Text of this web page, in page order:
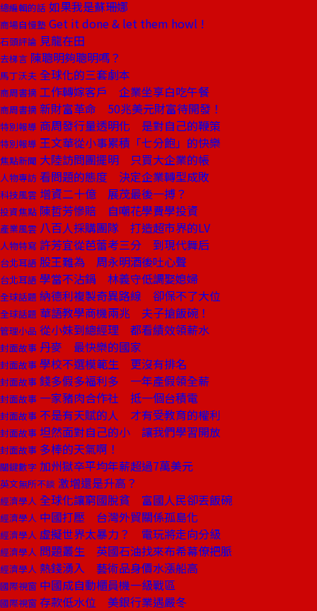
總編輯的話 如果我是蘇珊娜
商場自慢塾 Get it done & let them howl !
石頭評論 見龍在田
去梯言 陳聰明夠聰明嗎？
馬丁沃夫 全球化的三套劇本
商周書摘 工作轉嫁客戶 企業坐享白吃午餐
商周書摘 新財富革命 50兆美元財富待開發！
特別報導 商周發行量透明化 是對自己的鞭策
特別報導 王文華從小事累積「七分飽」的快樂
焦點新聞 大陸訪問團擺明 只買大企業的帳
人物專訪 看問題的態度 決定企業轉型成敗
科技風雲 增資二十億 展茂最後一搏？
投資焦點 陳哲芳慘賠 自嘲花學費學投資
產業風雲 八百人採購團隊 打造超市界的LV
人物特寫 許芳宜從芭蕾考三分 到現代舞后
台北耳語 股王難為 周永明酒後吐心聲
台北耳語 學當不沾鍋 林義守低調娶媳婦
全球話題 納德利複製奇異路線 卻保不了大位
全球話題 華語教學商機兩兆 夫子搶飯碗！
管理小品 從小妹到總經理 都看績效領薪水
封面故事 丹麥 最快樂的國家
封面故事 學校不選模範生 更沒有排名
封面故事 錢多假多福利多 一年產假領全薪
封面故事 一家豬肉合作社 抵一個台積電
封面故事 不是有天賦的人 才有受教育的權利
封面故事 坦然面對自己的小 讓我們學習開放
封面故事 多棒的天氣啊！
關鍵數字 加州獄卒平均年薪超過7萬美元
英文無所不談 激增還是升高？
經濟學人 全球化讓窮國脫貧 富國人民卻丟飯碗
經濟學人 中國打壓 台灣外貿關係孤島化
經濟學人 虛擬世界太暴力？ 電玩將走向分級
經濟學人 問題叢生 英國石油找來布希幕僚把脈
經濟學人 熱錢湧入 藝術品身價水漲船高
國際視窗 中國成自動櫃員機一級戰區
國際視窗 存款低水位 美銀行業遇嚴冬